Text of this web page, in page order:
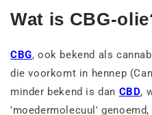
Wat is CBG-
CBG, ook bekend als
die voorkomt in hennep
minder bekend is dan CBD,
'moedermolecuul'